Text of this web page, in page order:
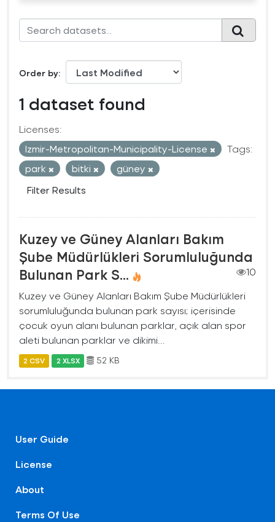
Order by
1 dataset found
Licenses:
Izmir-Metropolitan-Municipality-License
Tags:
park
bitki
güney
Filter Results
Kuzey ve Güney Alanları Bakım
Şube Müdürlükleri Sorumluluğunda
Bulunan Park S...
10
Kuzey ve Güney Alanları Bakım Şube Müdürlükleri
sorumluluğunda bulunan park sayısı; içerisinde
çocuk oyun alanı bulunan parklar, açık alan spor
aleti bulunan parklar ve dikimi...
2 CSV 2 XLSX 52 KB
User Guide
License
About
Terms Of Use